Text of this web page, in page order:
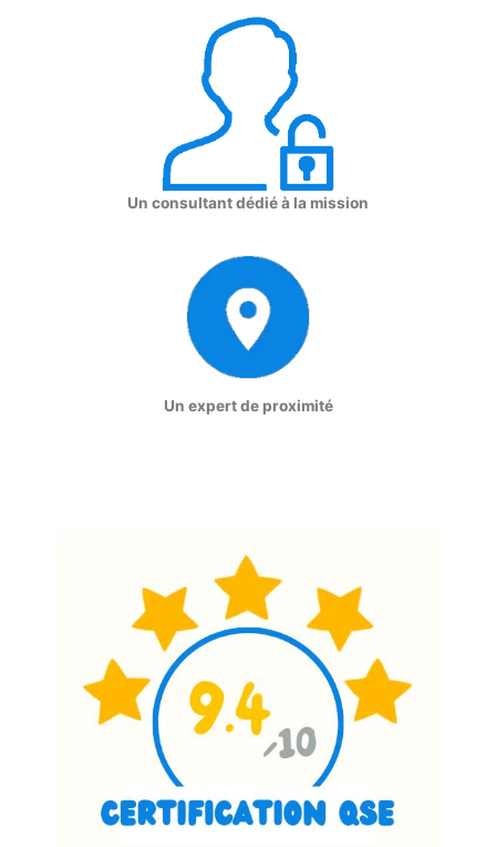
Un consultant dédié à la mission
Un expert de proximité